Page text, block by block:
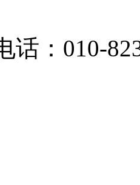
话：010-